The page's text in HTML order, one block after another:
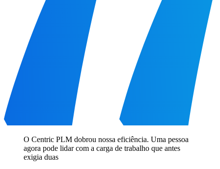
O Centric PLM dobrou nossa eficiência. Uma pessoa
agora pode lidar com a carga de trabalho que antes
exigia duas